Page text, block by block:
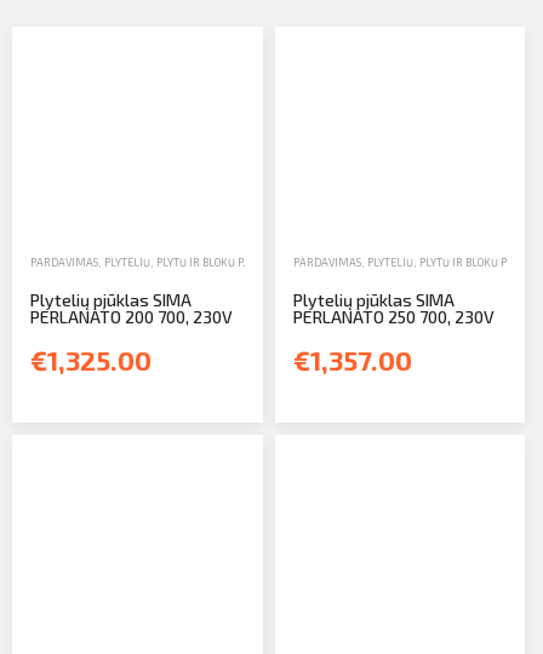
PARDAVIMAS PLYTELIŲ, PLYTŲ IR BLOKŲ PJŪKLAI STALO PJŪKLAI
Plytelių pjūklas SIMA
PERLANATO 200 700, 230V
€1,325.00
PARDAVIMAS, PLYTELIŲ, PLYTŲ IR BLOKŲ PJŪKLAI
Plytelių pjūklas SIMA
PERLANATO 250 700, 230V
€1,357.00